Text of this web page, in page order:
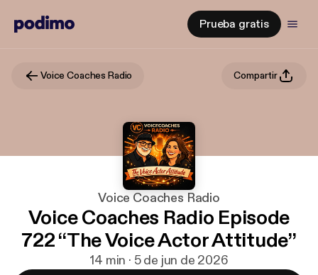
Prueba gratis
Voice Coaches Radio Compartir
Voice Coaches Radio
Voice Coaches Radio Episode
722 “The Voice Actor Attitude”
14 min · 5 de jun de 2026